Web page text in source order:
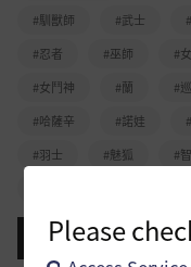
Please
#馴獸師
#武士
#忍者
#巫師 #
#女鬥神
#蘭 #
#哈薩辛
#諾娃
#羽士
#魅狐 #
最近更新 登錄